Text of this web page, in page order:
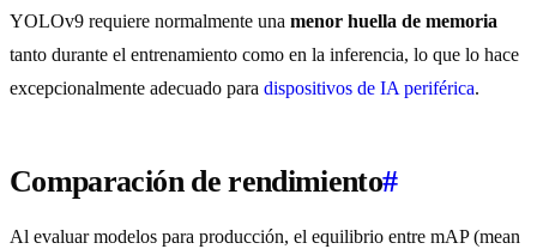
YOLOv9 requiere normalmente una menor huella de memoria
tanto durante el entrenamiento como en la inferencia, lo que lo hace
excepcionalmente adecuado para dispositivos de IA periférica.
Comparación de rendimiento#
Al evaluar modelos para producción, el equilibrio entre mAP (mean